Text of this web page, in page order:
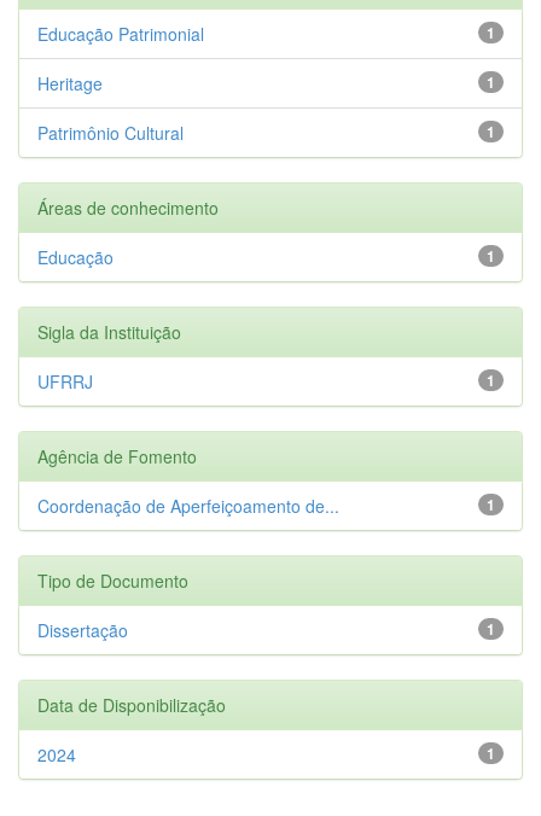
1
Educação Patrimonial
1
Heritage
1
Patrimônio Cultural
Áreas de conhecimento
1
Educação
Sigla da Instituição
1
UFRRJ
Agência de Fomento
1
Coordenação de Aperfeiçoamento de...
Tipo de Documento
1
Dissertação
Data de Disponibilização
1
2024